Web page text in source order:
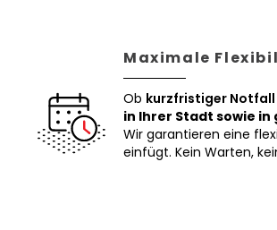
Maximale
Ob kurzfristiger Notfall
in Ihrer Stadt sowie in
Wir garantieren eine
einfügt. Kein Warten,